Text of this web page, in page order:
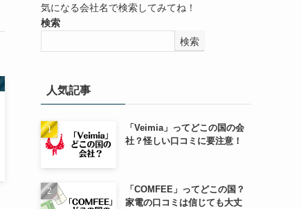
気になる会社名で検索してみてね！
検索
検索
人気記事
「Veimia」ってどこの国の会
社？怪しい口コミに要注意！
「COMFEE」ってどこの国？
家電の口コミは信じても大丈